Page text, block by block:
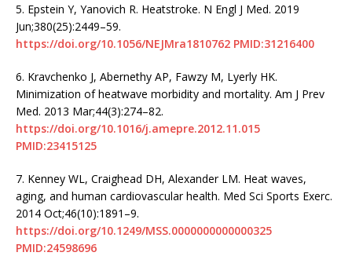
5. Epstein Y, Yanovich R. Heatstroke. N Engl J Med. 2019
Jun;380(25):2449–59.
https://doi.org/10.1056/NEJMra1810762 PMID:31216400
6. Kravchenko J, Abernethy AP, Fawzy M, Lyerly HK.
Minimization of heatwave morbidity and mortality. Am J Prev
Med. 2013 Mar;44(3):274–82.
https://doi.org/10.1016/j.amepre.2012.11.015
PMID:23415125
7. Kenney WL, Craighead DH, Alexander LM. Heat waves,
aging, and human cardiovascular health. Med Sci Sports Exerc.
2014 Oct;46(10):1891–9.
https://doi.org/10.1249/MSS.0000000000000325
PMID:24598696